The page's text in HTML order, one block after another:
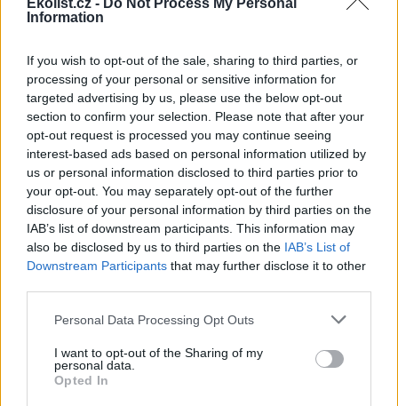
Ekolist.cz - Do Not Process My Personal
Information
If you wish to opt-out of the sale, sharing to third parties, or
processing of your personal or sensitive information for
targeted advertising by us, please use the below opt-out
section to confirm your selection. Please note that after your
opt-out request is processed you may continue seeing
interest-based ads based on personal information utilized by
us or personal information disclosed to third parties prior to
your opt-out. You may separately opt-out of the further
disclosure of your personal information by third parties on the
IAB’s list of downstream participants. This information may
also be disclosed by us to third parties on the IAB’s List of
Downstream Participants that may further disclose it to other
Personal Data Processing Opt Outs
I want to opt-out of the Sharing of my
personal data.
Opted In
pro obchodníky“. Produkty označené modrou pečetí
organizace MSC by měli zákazníci najít i v obchodech
letošním roce ráda zařadila i společnost Makro. Některé
certifikované potraviny jako například kaviár je možné
zakoupit i přes internet.
Je modrá skutečně dobrá?
Nicméně i snaha MSC má svá omezení a stává se terčem
kritiky, která pochybuje o oprávněnosti přidělení některých
certifikátů. V článku Lidových novinupozorňuje Jaroslav
Petr z Výzkumného ústavu živočišné výroby například na
obnovení certifikátu v oblasti, kde počet dospělých tresek
klesl o bezmála dvě třetiny nebo udělení certifikátu na lov
pacifického štikozubce, i když jsou jeho stavy na desetině
stavů z konce 80. let minulého století. Jednou z
nejkontroverznějších otázek je pak udělení certifikátu MSC
životě i významu pro ekosystém se toho ví stále velmi málo.
certifikace, protože se v něm auditorské firmy ocitají ve
střetu zájmů, tak odvolací systém, ve kterém nejsou brány